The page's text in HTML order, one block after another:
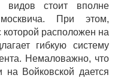
видов стоит вполне
При этом,
расположен на
гибкую систему
Немаловажно, что
на Войковской дается